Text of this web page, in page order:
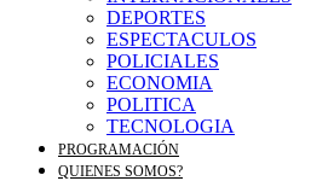
DEPORTES
ESPECTACULOS
POLICIALES
ECONOMIA
POLITICA
TECNOLOGIA
PROGRAMACIÓN
QUIENES SOMOS?